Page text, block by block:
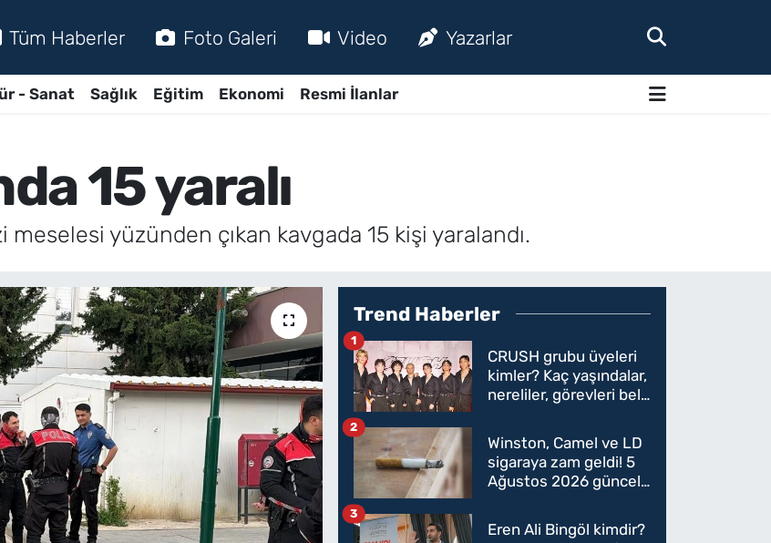
Tüm Haberler Foto Galeri Video Yazarlar
- Sanat Sağlık Eğitim Ekonomi Resmi İlanlar
15 yaralı
meselesi yüzünden çıkan kavgada 15 kişi yaralandı.
Trend Haberler
CRUSH grubu üyeleri
kimler? Kaç yaşındalar,
nereliler, görevleri belli
1
Winston, Camel ve LD
sigaraya zam geldi! 5
Ağustos 2026 güncel
oldu
2
Eren Ali Bingöl kimdir?
3